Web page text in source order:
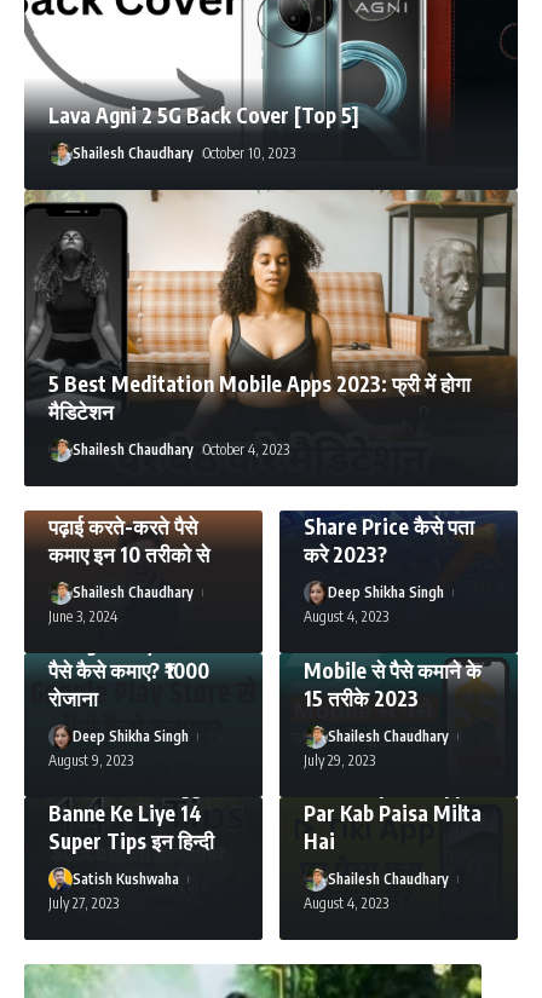
Lava Agni 2 5G Back Cover [Top 5]
Shailesh Chaudhary October 10, 2023
5 Best Meditation Mobile Apps 2023: फ्री में होगा
मैडिटेशन
Shailesh Chaudhary October 4, 2023
MAKEMONEY
पढ़ाई करते-करते पैसे
कमाए इन 10 तरीको से
Shailesh Chaudhary
June 3, 2024
TECHNOLOGY
Share Price कैसे पता
करे 2023?
Deep Shikha Singh
August 4, 2023
MAKEMONEY
पैसे कैसे कमाए? ₹1000
रोजाना
Deep Shikha Singh
August 9, 2023
Mobile से पैसे कमाने के
15 तरीके 2023
Shailesh Chaudhary
July 29, 2023
BLOGGING
MAKEMONEY
Banne Ke Liye 14
Super Tips इन हिन्दी
Satish Kushwaha
July 27, 2023
ANDROID APPS
Tikki App पर पैसा कब
Par Kab Paisa Milta
Hai
Shailesh Chaudhary
August 4, 2023